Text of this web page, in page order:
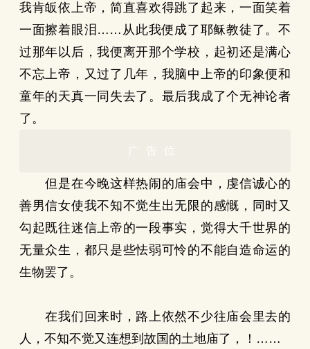
我肯皈依上帝，简直喜欢得跳了起来，一面笑着
一面擦着眼泪……从此我便成了耶稣教徒了。不
过那年以后，我便离开那个学校，起初还是满心
不忘上帝，又过了几年，我脑中上帝的印象便和
童年的天真一同失去了。最后我成了个无神论者
了。
广告位
但是在今晚这样热闹的庙会中，虔信诚心的
善男信女使我不知不觉生出无限的感慨，同时又
勾起既往迷信上帝的一段事实，觉得大千世界的
无量众生，都只是些怯弱可怜的不能自造命运的
生物罢了。
在我们回来时，路上依然不少往庙会里去的
人，不知不觉又连想到故国的土地庙了，！……